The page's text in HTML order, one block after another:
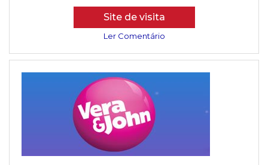
Site de visita
Ler Comentário